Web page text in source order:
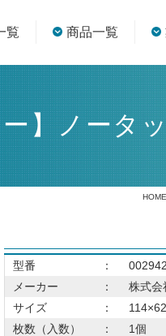
覧 商品一覧
】ノータ
HOME
型番 ：
メーカー
：
株式会
サイズ
：
枚数（入数）
：
1個